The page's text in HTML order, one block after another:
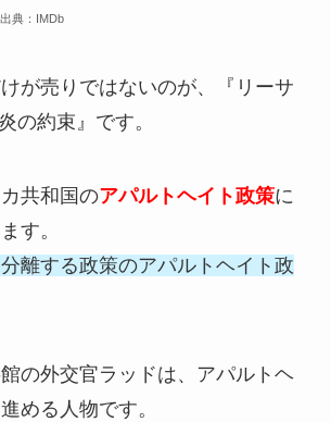
出典：IMDb
が売りではないのが、『リーサ
の約束』です。
共和国のアパルトヘイト政策に
す。
離する政策のアパルトヘイト政
の外交官ラッドは、アパルトヘ
める人物です。